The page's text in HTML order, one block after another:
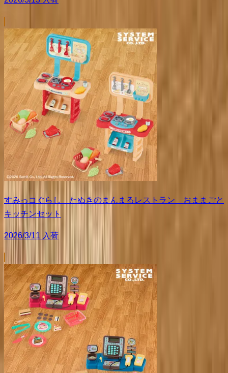
すみっコぐらし たぬきのまんまるレストラン おままごと
キッチンセット
2026/3/11 入荷